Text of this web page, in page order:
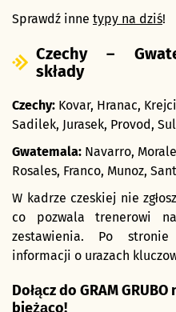
Sprawdź inne typy na dziś!
Czechy –
składy
Czechy: Kovar, Hranac,
Sadilek, Jurasek, Provod,
Gwatemala: Navarro,
Rosales, Franco, Munoz,
W kadrze czeskiej nie
co pozwala trenerowi
zestawienia. Po
informacji o urazach
Dołącz do GRAM
bieżąco!